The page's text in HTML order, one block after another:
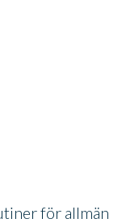
för allmän